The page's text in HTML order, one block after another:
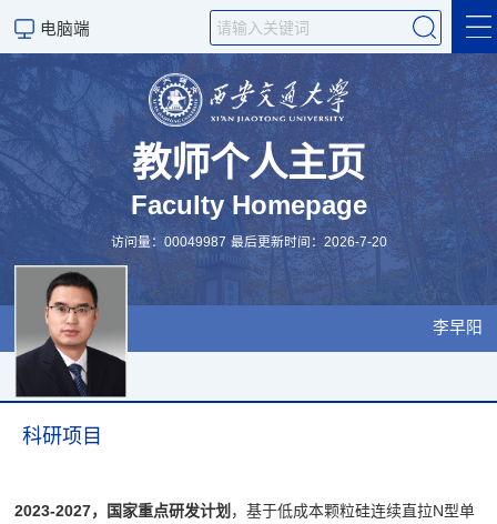
电脑端
Welcome
科学研究
人才培养
论文专利
教师个人主页
Faculty Homepage
访问量：00049987 最后更新时间：2026-7-20
李早阳
科研项目
2023-2027，国家重点研发计划 ，基于低成本颗粒硅连续直拉N型单